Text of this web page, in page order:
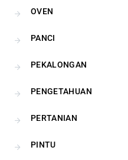
OVEN
PANCI
PEKALONGAN
PENGETAHUAN
PERTANIAN
PINTU